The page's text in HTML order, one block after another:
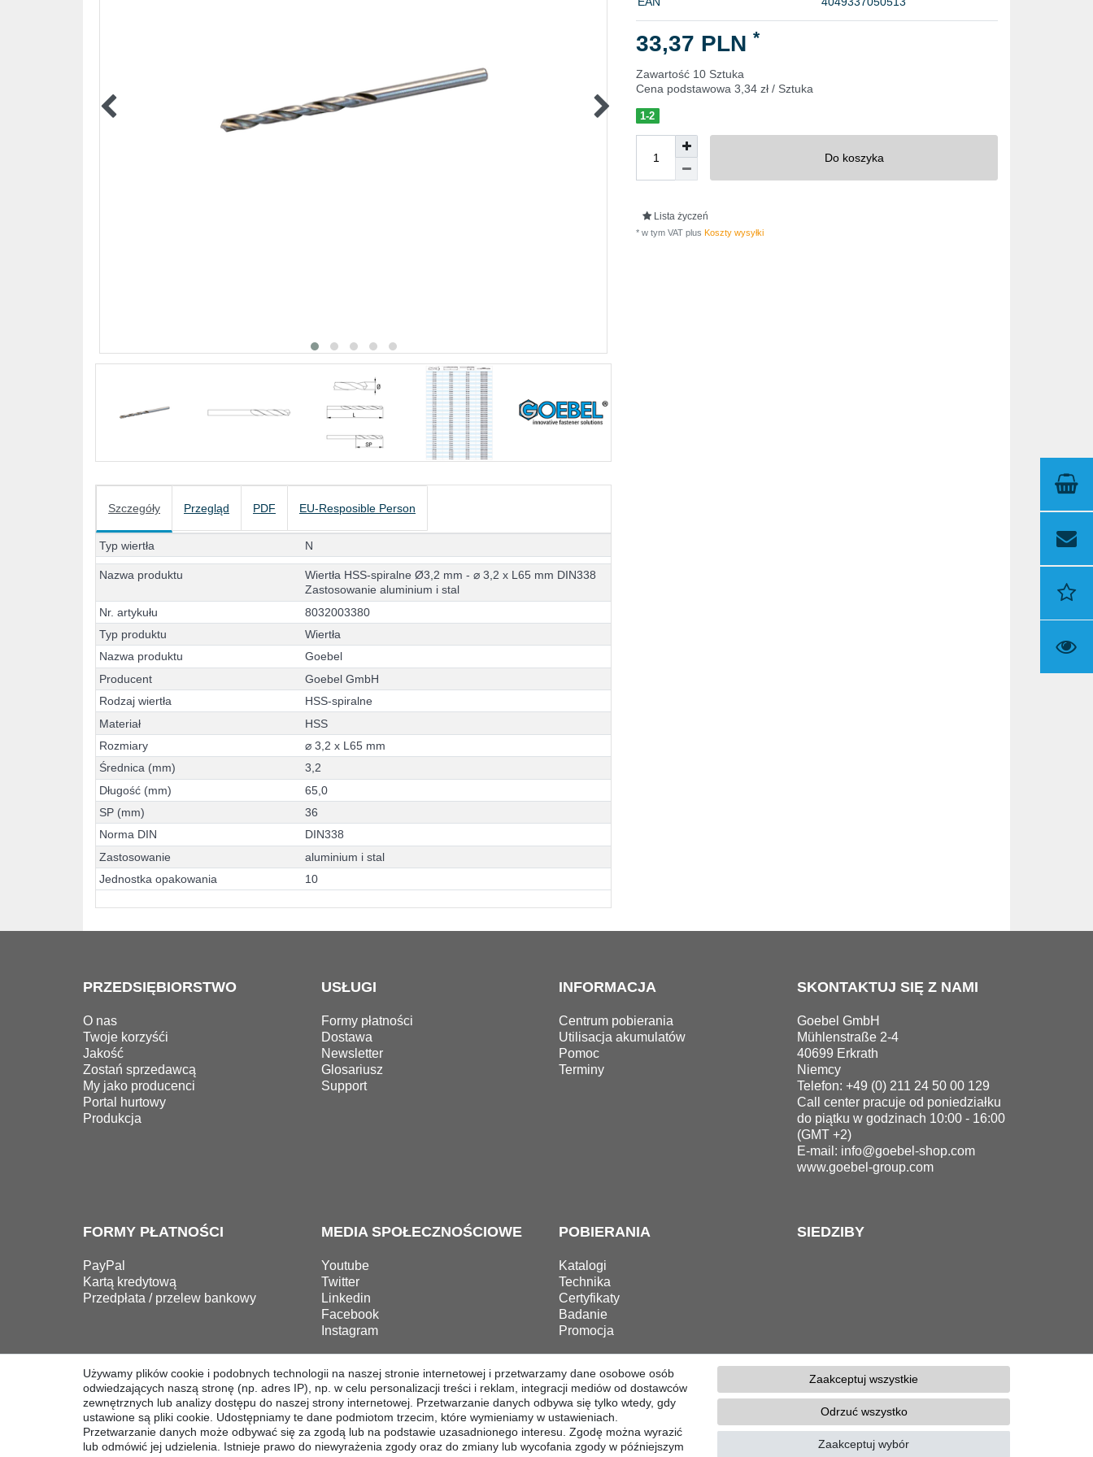
33,37 PLN *
Zawartość 10 Sztuka
Cena podstawowa 3,34 zł / Sztuka
1-2
Do koszyka
Lista życzeń
* w tym VAT plus Koszty wysyłki
Szczegóły Przegląd PDF EU-Resposible Person
Typ wiertła N
Nazwa produktu Wiertła HSS-spiralne Ø3,2 mm - ⌀ 3,2 x L65 mm DIN338
Zastosowanie aluminium i stal
Nr. artykułu 8032003380
Typ produktu Wiertła
Nazwa produktu Goebel
Producent Goebel GmbH
Rodzaj wiertła HSS-spiralne
Materiał HSS
Rozmiary ⌀ 3 2 x L65 mm
Średnica (mm) 3,2
Długość (mm) 65 ,0
SP (mm) 36
Norma DIN DIN338
Zastosowanie aluminium i stal
Jednostka opakowania 10
PRZEDSIĘBIORSTWO
O nas
Twoje korzyśći
Jakość
Zostań sprzedawcą
My jako producenci
Portal hurtowy
Produkcja
USŁUGI
Formy płatności
Dostawa
Newsletter
Glosariusz
Support
INFORMACJA
Centrum pobierania
Utilisacja akumulatów
Pomoc
Terminy
SKONTAKTUJ SIĘ Z NAMI
Goebel GmbH
Mühlenstraße 2-4
40699 Erkrath
Niemcy
Telefon: +49 (0) 211 24 50 00 129
Call center pracuje od poniedziałku
do piątku w godzinach 10:00 - 16:00
(GMT +2)
E-mail: info@goebel-shop.com
www.goebel-group.com
FORMY PŁATNOŚCI
PayPal
Kartą kredytową
Przedpłata / przelew bankowy
MEDIA SPOŁECZNOŚCIOWE
Youtube
Twitter
Linkedin
Facebook
Instagram
POBIERANIA
Katalogi
Technika
Certyfikaty
Badanie
Promocja
SIEDZIBY
Prawo do sodstąpienia Formularz ­odstąpienia Stopka redakcyjna Polityka prywatności OWH Kontakt
© Copyright 2026 | Wszystkie prawa zastrzeżone.
Używamy plików cookie i podobnych technologii na naszej stronie internetowej i przetwarzamy dane osobowe osób
odwiedzających naszą stronę (np. adres IP), np. w celu personalizacji treści i reklam, integracji mediów od dostawców
zewnętrznych lub analizy dostępu do naszej strony internetowej. Przetwarzanie danych odbywa się tylko wtedy, gdy
ustawione są pliki cookie. Udostępniamy te dane podmiotom trzecim, które wymieniamy w ustawieniach.
Przetwarzanie danych może odbywać się za zgodą lub na podstawie uzasadnionego interesu. Zgodę można wyrazić
lub odmówić jej udzielenia. Istnieje prawo do niewyrażenia zgody oraz do zmiany lub wycofania zgody w późniejszym
Zaakceptuj wszystkie
Odrzuć wszystko
Zaakceptuj wybór